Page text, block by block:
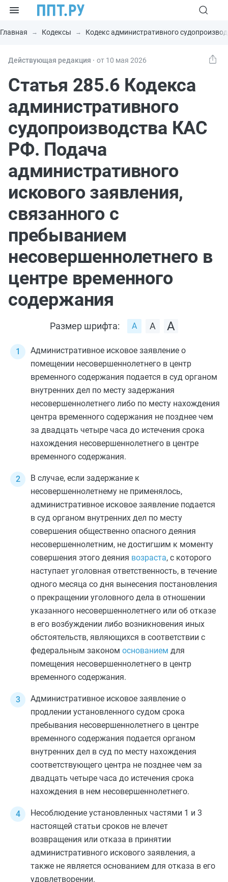
Главная Кодексы Кодекс административного
Действующая редакция ⸱ от 10 мая 2026
Статья 285.6 Кодекса
административного
судопроизводства КАС
РФ. Подача
административного
искового заявления,
связанного с
пребыванием
несовершеннолетнего в
центре временного
содержания
Размер шрифта:
Административное исковое заявление о
помещении несовершеннолетнего в центр
временного содержания подается в суд органом
внутренних дел по месту задержания
несовершеннолетнего либо по месту нахождения
центра временного содержания не позднее чем
за двадцать четыре часа до истечения срока
нахождения несовершеннолетнего в центре
временного содержания.
В случае, если задержание к
несовершеннолетнему не применялось,
административное исковое заявление подается
в суд органом внутренних дел по месту
совершения общественно опасного деяния
несовершеннолетним, не достигшим к моменту
совершения этого деяния возраста, с которого
наступает уголовная ответственность, в течение
одного месяца со дня вынесения постановления
о прекращении уголовного дела в отношении
указанного несовершеннолетнего или об отказе
в его возбуждении либо возникновения иных
обстоятельств, являющихся в соответствии с
федеральным законом основанием для
помещения несовершеннолетнего в центр
временного содержания.
Административное исковое заявление о
продлении установленного судом срока
пребывания несовершеннолетнего в центре
временного содержания подается органом
внутренних дел в суд по месту нахождения
соответствующего центра не позднее чем за
двадцать четыре часа до истечения срока
нахождения в нем несовершеннолетнего.
Несоблюдение установленных частями 1 и 3
настоящей статьи сроков не влечет
возвращения или отказа в принятии
административного искового заявления, а
также не является основанием для отказа в его
удовлетворении.